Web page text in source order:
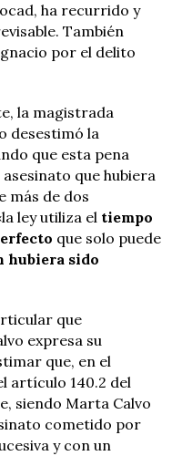
ha recurrido y
También
por el delito
la magistrada
desestimó la
que esta pena
que hubiera
más de dos
ley utiliza el tiempo
que solo puede
hubiera sido
que
expresa su
que, en el
artículo 140.2 del
siendo Marta Calvo
cometido por
y con un